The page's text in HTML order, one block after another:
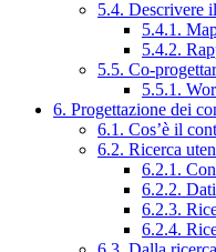
5.4. Descrivere
5.4.1.
5.4.2.
5.5. Co-
5.5.1.
6. Progettazione dei
6.1. Cos’è il
6.2. Ricerca
6.2.1.
6.2.2.
6.2.3.
6.2.4.